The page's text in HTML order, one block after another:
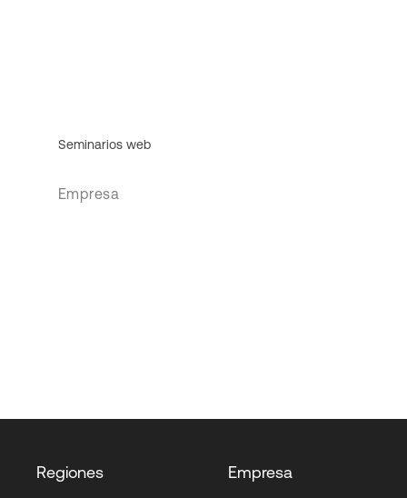
Seminarios web
Empresa
Regiones Empresa